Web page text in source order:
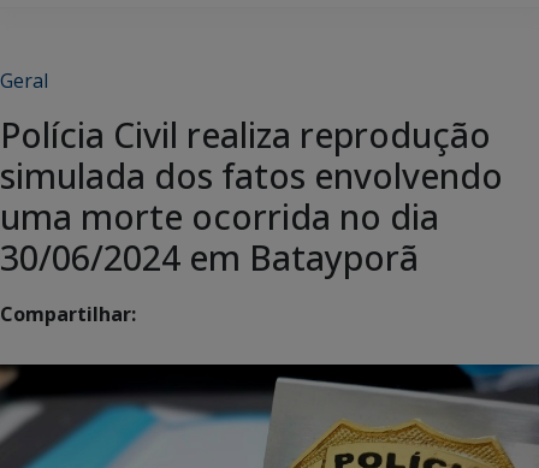
Geral
Polícia Civil realiza reprodução
simulada dos fatos envolvendo
uma morte ocorrida no dia
30/06/2024 em Batayporã
Compartilhar: